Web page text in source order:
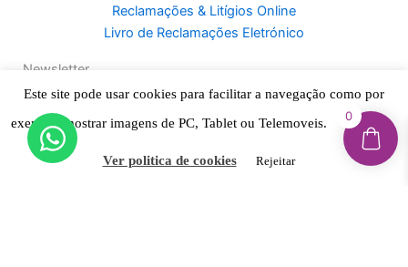
Reclamações & Litígios Online
Livro de Reclamações Eletrónico
Newsletter
Inscreva-se e fique por dentro de novidades, promoções
exclusivas, dicas e muito mais!
Este site pode usar cookies para facilitar a navegação como por
exemplo mostrar imagens de PC, Tablet ou Telemoveis.
Aceitar
Ver politica de cookies Rejeitar
0